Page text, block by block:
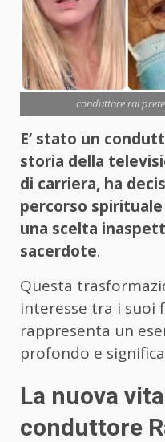
conduttore rai
E’ stato un
storia della
di carriera, ha
percorso
una scelta
sacerdote.
Questa
interesse tra i suoi
rappresenta un
profondo e
La nuova
conduttore